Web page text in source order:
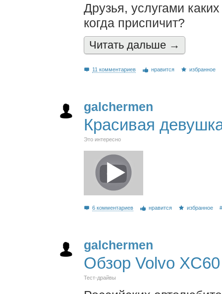
Друзья, услугами
когда приспичит?
Читать дальшe →
11 комментариев нравится избранное
galchermen
Красивая
Это интересно
6 комментариев нравится избранное
galchermen
Обзор Volvo XC60
Тест-драйвы